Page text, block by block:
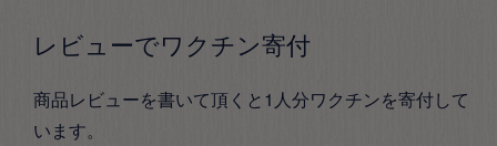
レビューでワクチン寄付
商品レビューを書いて頂くと1人分ワクチンを寄付して
います。